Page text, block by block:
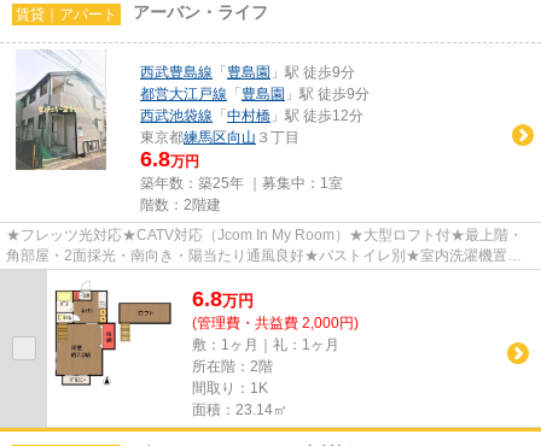
賃貸｜アパート アーバン・ライフ
西武豊島線 「 豊島園 」駅 徒歩9分
都営大江戸線 「 豊島園 」駅 徒歩9分
西武池袋線 「 中村橋 」駅 徒歩12分
東京都練馬区向山 ３丁目
6.8万円
築年数：築25年 ｜募集中： 1室
階数：2階建
★フレッツ光対応★CATV対応（Jcom In My Room）★大型ロフト付★最上階・
角部屋・2面採光・南向き・陽当たり通風良好★バストイレ別★室内洗濯機置場
6.8万円
(管理費・共益費 2,000円)
敷：1ヶ月｜礼：1ヶ月
所在階：2階
間取り：1K
面積：23.14㎡